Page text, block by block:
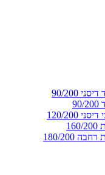
90/200
120/200
180/200